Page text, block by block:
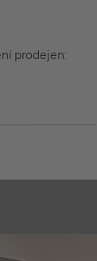
prodejen: